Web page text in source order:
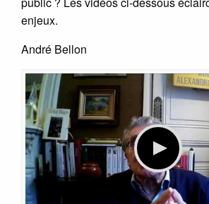
enjeux.
André Bellon